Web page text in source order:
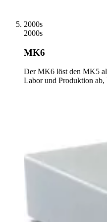
2000s
2000s
MK6
Der MK6 löst den MK5
Labor und Produktion